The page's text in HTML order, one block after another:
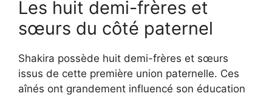
Les huit demi-frères et
sœurs du côté paternel
Shakira possède huit demi-frères et sœurs
issus de cette première union paternelle. Ces
aînés ont grandement influencé son éducation